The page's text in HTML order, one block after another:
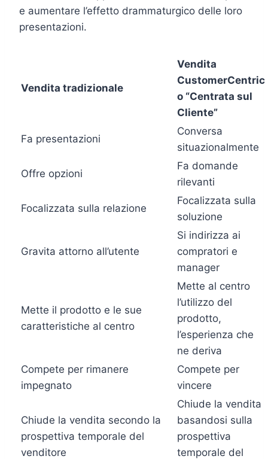
e aumentare l’effetto drammaturgico delle loro
presentazioni.
Vendita tradizionale
Vendita
CustomerCentric
o “Centrata sul
Cliente”
Fa presentazioni
Conversa
situazionalmente
Offre opzioni
Fa domande
rilevanti
Focalizzata sulla relazione
Focalizzata sulla
soluzione
Gravita attorno all’utente
Si indirizza ai
compratori e
manager
Mette il prodotto e le sue
caratteristiche al centro
Mette al centro
l’utilizzo del
prodotto,
l’esperienza che
ne deriva
Compete per rimanere
impegnato
Compete per
vincere
Chiude la vendita secondo la
prospettiva temporale del
venditore
Chiude la vendita
basandosi sulla
prospettiva
temporale del